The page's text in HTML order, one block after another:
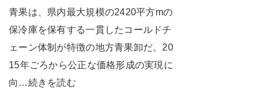
青果は、県内最大規模の2420平方mの
保冷庫を保有する一貫したコールドチ
ェーン体制が特徴の地方青果卸だ。20
15年ごろから公正な価格形成の実現に
向…続きを読む